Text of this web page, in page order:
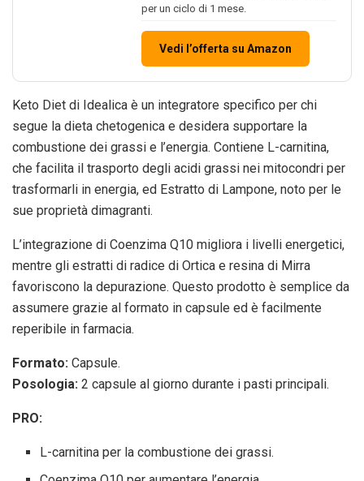
per un ciclo di 1 mese.
Vedi l’offerta su Amazon
Keto Diet di Idealica è un integratore specifico per chi
segue la dieta chetogenica e desidera supportare la
combustione dei grassi e l’energia. Contiene L-carnitina,
che facilita il trasporto degli acidi grassi nei mitocondri per
trasformarli in energia, ed Estratto di Lampone, noto per le
sue proprietà dimagranti.
L’integrazione di Coenzima Q10 migliora i livelli energetici,
mentre gli estratti di radice di Ortica e resina di Mirra
favoriscono la depurazione. Questo prodotto è semplice da
assumere grazie al formato in capsule ed è facilmente
reperibile in farmacia.
Formato: Capsule.
Posologia: 2 capsule al giorno durante i pasti principali.
PRO:
L-carnitina per la combustione dei grassi.